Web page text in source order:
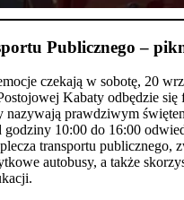
Publicznego –
czekają w sobotę, 20
Kabaty odbędzie się
nazywają prawdziwym
godziny 10:00 do 16:00
transportu publicznego,
autobusy, a także